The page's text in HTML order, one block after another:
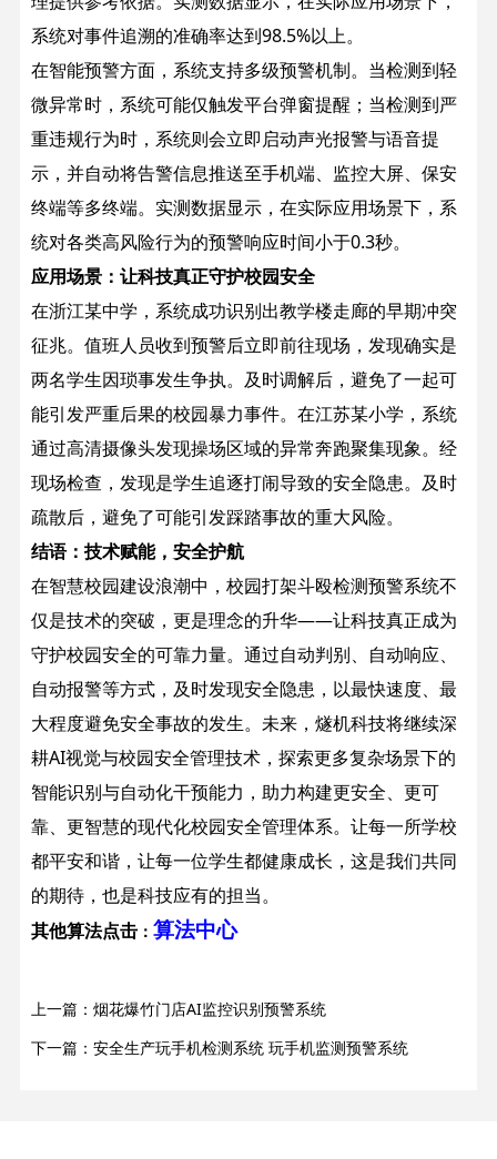
系统对事件追溯的准确率达到98.5%以上。
在智能预警方面，系统支持多级预警机制。当检测到轻
微异常时，系统可能仅触发平台弹窗提醒；当检测到严
重违规行为时，系统则会立即启动声光报警与语音提
示，并自动将告警信息推送至手机端、监控大屏、保安
终端等多终端。实测数据显示，在实际应用场景下，系
统对各类高风险行为的预警响应时间小于0.3秒。
应用场景：让科技真正守护校园安全
在浙江某中学，系统成功识别出教学楼走廊的早期冲突
征兆。值班人员收到预警后立即前往现场，发现确实是
两名学生因琐事发生争执。及时调解后，避免了一起可
能引发严重后果的校园暴力事件。 在江苏某小学，系统
通过高清摄像头发现操场区域的异常奔跑聚集现象。经
现场检查，发现是学生追逐打闹导致的安全隐患。及时
疏散后，避免了可能引发踩踏事故的重大风险。
结语：技术赋能，安全护航
在智慧校园建设浪潮中，校园打架斗殴检测预警系统不
仅是技术的突破，更是理念的升华——让科技真正成为
守护校园安全的可靠力量。通过自动判别、自动响应、
自动报警等方式，及时发现安全隐患，以最快速度、最
大程度避免安全事故的发生。 未来，燧机科技将继续深
耕AI视觉与校园安全管理技术，探索更多复杂场景下的
智能识别与自动化干预能力，助力构建更安全、更可
靠、更智慧的现代化校园安全管理体系。让每一所学校
都平安和谐，让每一位学生都健康成长，这是我们共同
的期待，也是科技应有的担当。
其他算法点击： 算法中心
上一篇：烟花爆竹门店AI监控识别预警系统
下一篇：安全生产玩手机检测系统 玩手机监测预警系统